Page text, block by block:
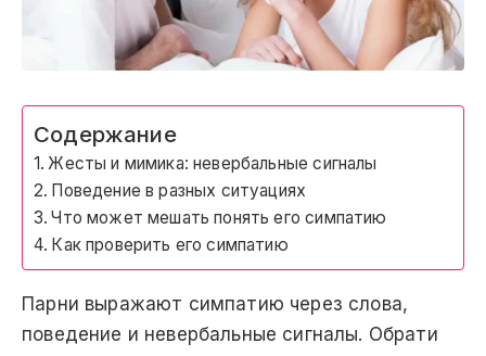
Содержание
Жесты и мимика: невербальные сигналы
Поведение в разных ситуациях
Что может мешать понять его симпатию
Как проверить его симпатию
Парни выражают симпатию через слова,
поведение и невербальные сигналы. Обрати